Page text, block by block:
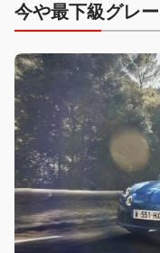
今や最下級グレ